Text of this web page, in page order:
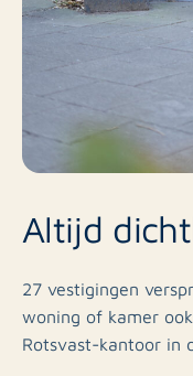
Altijd
27 vestigingen
woning of kamer
Rotsvast-kantoor in